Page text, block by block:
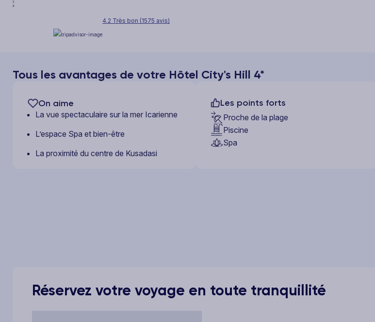
4.2 Très bon (1575 avis)
Tous les avantages de votre Hôtel City's Hill 4*
On aime
La vue spectaculaire sur la mer Icarienne
L’espace Spa et bien-être
La proximité du centre de Kusadasi
Les points forts
Proche de la plage
Piscine
Spa
Réservez votre voyage en toute tranquillité